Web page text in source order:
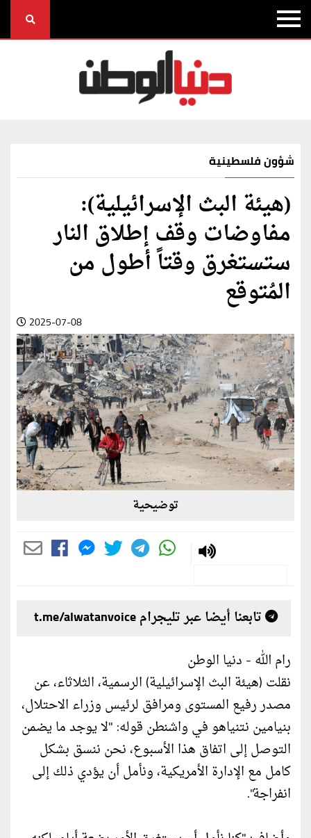
شؤون فلسطينية
(هيئة البث الإسرائيلية):
مفاوضات وقف إطلاق النار
ستستغرق وقتاً أطول من
المُتوقع
2025-07-08
توضيحية
تابعنا أيضا عبر تليجرام t.me/alwatanvoice
رام الله - دنيا الوطن
نقلت (هيئة البث الإسرائيلية) الرسمية، الثلاثاء، عن
مصدر رفيع المستوى ومرافق لرئيس وزراء الاحتلال،
بنيامين نتنياهو في واشنطن قوله: "لا يوجد ما يضمن
التوصل إلى اتفاق هذا الأسبوع، نحن ننسق بشكل
كامل مع الإدارة الأمريكية، ونأمل أن يؤدي ذلك إلى
انفراجة".